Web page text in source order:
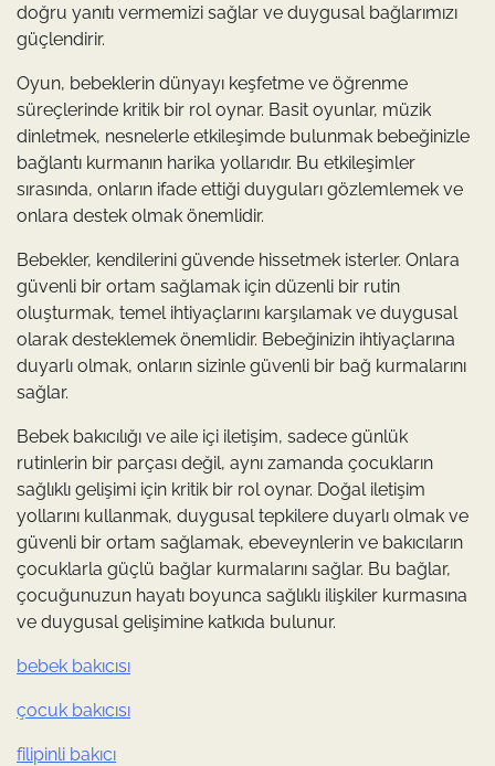
doğru yanıtı vermemizi sağlar ve duygusal bağlarımızı
güçlendirir.
Oyun, bebeklerin dünyayı keşfetme ve öğrenme
süreçlerinde kritik bir rol oynar. Basit oyunlar, müzik
dinletmek, nesnelerle etkileşimde bulunmak bebeğinizle
bağlantı kurmanın harika yollarıdır. Bu etkileşimler
sırasında, onların ifade ettiği duyguları gözlemlemek ve
onlara destek olmak önemlidir.
Bebekler, kendilerini güvende hissetmek isterler. Onlara
güvenli bir ortam sağlamak için düzenli bir rutin
oluşturmak, temel ihtiyaçlarını karşılamak ve duygusal
olarak desteklemek önemlidir. Bebeğinizin ihtiyaçlarına
duyarlı olmak, onların sizinle güvenli bir bağ kurmalarını
sağlar.
Bebek bakıcılığı ve aile içi iletişim, sadece günlük
rutinlerin bir parçası değil, aynı zamanda çocukların
sağlıklı gelişimi için kritik bir rol oynar. Doğal iletişim
yollarını kullanmak, duygusal tepkilere duyarlı olmak ve
güvenli bir ortam sağlamak, ebeveynlerin ve bakıcıların
çocuklarla güçlü bağlar kurmalarını sağlar. Bu bağlar,
çocuğunuzun hayatı boyunca sağlıklı ilişkiler kurmasına
ve duygusal gelişimine katkıda bulunur.
bebek bakıcısı
çocuk bakıcısı
filipinli bakıcı